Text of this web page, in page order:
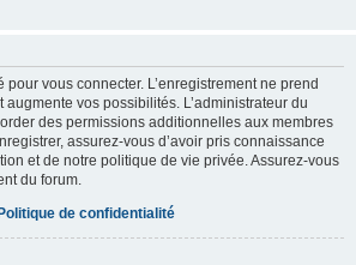
pour vous connecter. L’enregistrement ne prend
vos possibilités. L’administrateur du
des permissions additionnelles aux membres
assurez-vous d’avoir pris connaissance
et de notre politique de vie privée. Assurez-vous
du forum.
de confidentialité